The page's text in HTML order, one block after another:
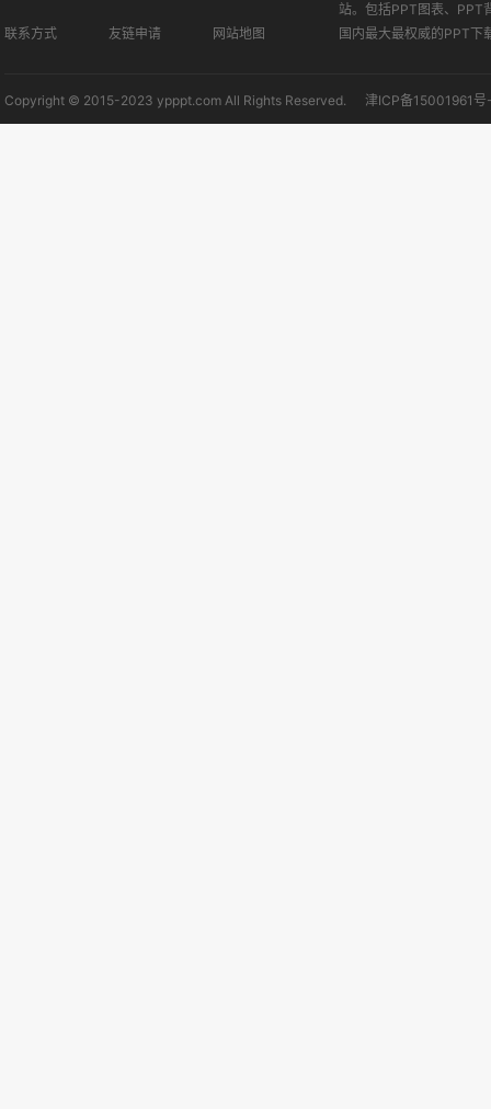
联系方式 友链申请 网站地图
站。包括PPT图表、PPT
国内最大最权威的PPT下
Copyright © 2015-2023 ypppt.com All Rights Reserved. 津ICP备15001961号